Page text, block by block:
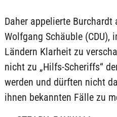
Daher appelierte
Wolfgang Schäuble (CDU),
Ländern Klarheit zu
nicht zu „Hilfs-Scheriffs“
werden und dürften nicht
ihnen bekannten Fälle zu